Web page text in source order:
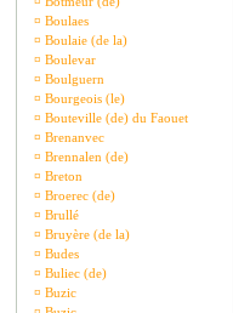
¤ Boulaes
¤ Boulaie (de la)
¤ Boulevar
¤ Boulguern
¤ Bourgeois (le)
¤ Bouteville (de) du Faouet
¤ Brenanvec
¤ Brennalen (de)
¤ Breton
¤ Broerec (de)
¤ Brullé
¤ Bruyère (de la)
¤ Budes
¤ Buliec (de)
¤ Buzic